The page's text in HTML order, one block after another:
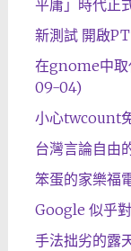
平庸」時代正
新測試 開啟
在gnome中
09-04)
小心twcount
台灣言論自由
笨蛋的家樂福
Google 似乎
手法拙劣的露